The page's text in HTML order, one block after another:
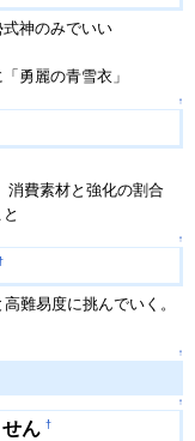
神のみでいい
勇麗の青雪衣」
↑
消費素材と強化の割合
↑
難易度に挑んでいく。
↑
↑
ん †